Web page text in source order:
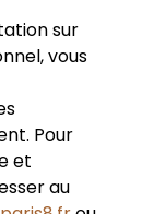
sur
vous
Pour
et
au